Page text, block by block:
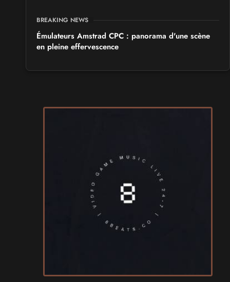
BREAKING NEWS
Émulateurs Amstrad CPC : panorama d'une scène
en pleine effervescence